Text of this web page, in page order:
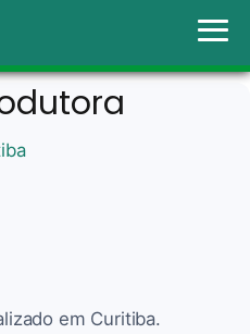
em Curitiba.